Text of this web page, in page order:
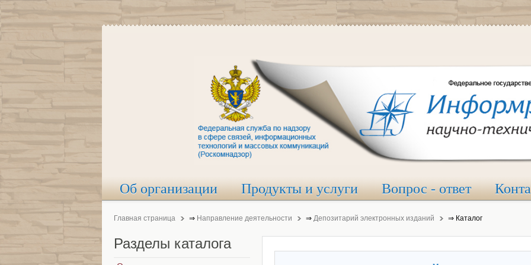
Об организации Продукты и услуги Вопрос - ответ
Главная страница ⇒ Направление деятельности ⇒ Депозитарий электронных изданий ⇒ Каталог
Разделы каталога